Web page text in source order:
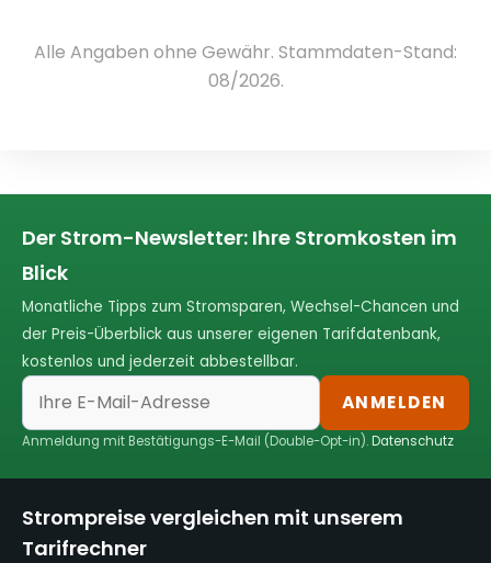
Alle Angaben ohne Gewähr. Stammdaten-Stand:
08/2026.
Der Strom-Newsletter: Ihre Stromkosten im
Blick
Monatliche Tipps zum Stromsparen, Wechsel-Chancen und
der Preis-Überblick aus unserer eigenen Tarifdatenbank,
kostenlos und jederzeit abbestellbar.
ANMELDEN
Anmeldung mit Bestätigungs-E-Mail (Double-Opt-in).Datenschutz
Strompreise vergleichen mit unserem
Tarifrechner